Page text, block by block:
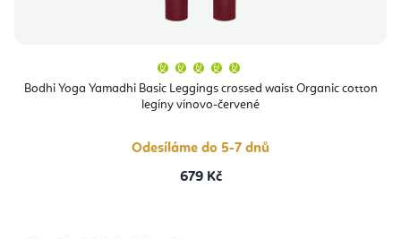
Bodhi Yoga Yamadhi Basic Leggings crossed waist Organic cotton
legíny vínovo-červené
produktu
je
5,0
hvězdiček.
Odesíláme do 5-7 dnů
679 Kč